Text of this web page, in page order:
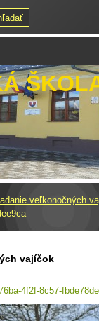
veľkonočných
vajíčok
4f2f-8c57-